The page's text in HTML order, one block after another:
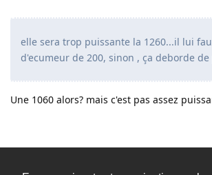
elle sera trop puissante la 1260...il lui
d'ecumeur de 200, sinon , ça deborde
Une 1060 alors? mais c'est pas assez